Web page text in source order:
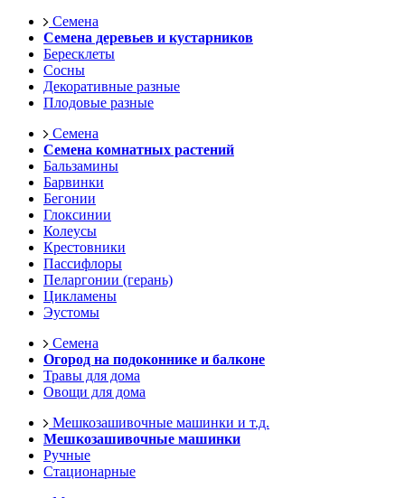
Семена
Семена деревьев и кустарников
Бересклеты
Сосны
Декоративные разные
Плодовые разные
Семена
Семена комнатных растений
Бальзамины
Барвинки
Бегонии
Глоксинии
Колеусы
Крестовники
Пассифлоры
Пеларгонии (герань)
Цикламены
Эустомы
Семена
Огород на подоконнике и балконе
Травы для дома
Овощи для дома
Мешкозашивочные машинки и т.д.
Мешкозашивочные машинки
Ручные
Стационарные